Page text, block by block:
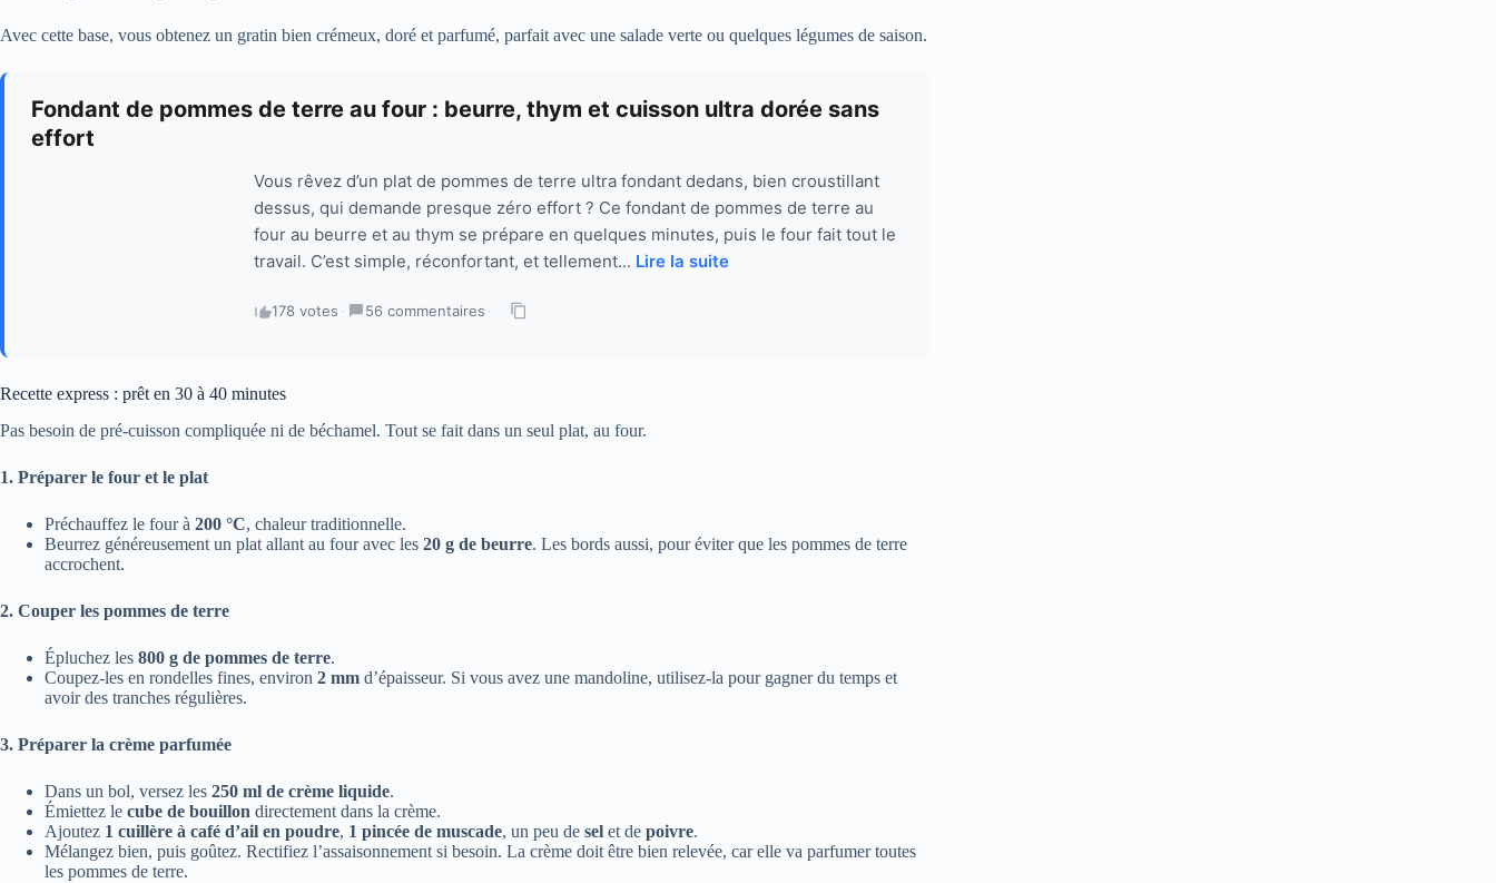
Avec cette base, vous obtenez un gratin bien crémeux, doré et parfumé, parfait avec une salade verte ou quelques légumes de saison.
Fondant de pommes de terre au four : beurre, thym et cuisson ultra dorée sans
effort
Vous rêvez d’un plat de pommes de terre ultra fondant dedans, bien croustillant
dessus, qui demande presque zéro effort ? Ce fondant de pommes de terre au
four au beurre et au thym se prépare en quelques minutes, puis le four fait tout le
travail. C’est simple, réconfortant, et tellement... Lire la suite
178 votes · 56 commentaires ·
Recette express : prêt en 30 à 40 minutes
Pas besoin de pré-cuisson compliquée ni de béchamel. Tout se fait dans un seul plat, au four.
1. Préparer le four et le plat
Préchauffez le four à 200 °C, chaleur traditionnelle.
Beurrez généreusement un plat allant au four avec les 20 g de beurre. Les bords aussi, pour éviter que les pommes de terre
accrochent.
2. Couper les pommes de terre
Épluchez les 800 g de pommes de terre.
Coupez-les en rondelles fines, environ 2 mm d’épaisseur. Si vous avez une mandoline, utilisez-la pour gagner du temps et
avoir des tranches régulières.
3. Préparer la crème parfumée
Dans un bol, versez les 250 ml de crème liquide.
Émiettez le cube de bouillon directement dans la crème.
Ajoutez 1 cuillère à café d’ail en poudre, 1 pincée de muscade, un peu de sel et de poivre.
Mélangez bien, puis goûtez. Rectifiez l’assaisonnement si besoin. La crème doit être bien relevée, car elle va parfumer toutes
les pommes de terre.